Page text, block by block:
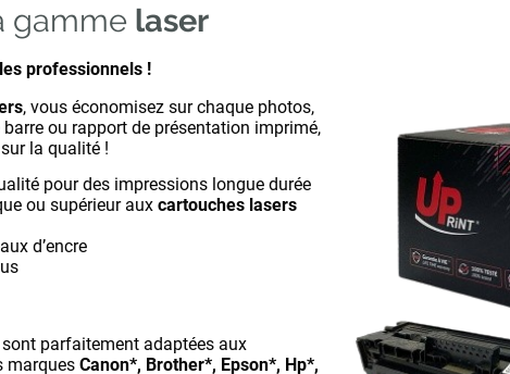
gamme laser
professionnels !
, vous économisez sur chaque photos,
ou rapport de présentation imprimé,
la qualité !
pour des impressions longue durée
ou supérieur aux cartouches lasers
d’encre
parfaitement adaptées aux
marques Canon*, Brother*, Epson*, Hp*,